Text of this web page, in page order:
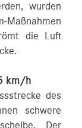
wurden
die Luft
km/h
des
schwere
Der